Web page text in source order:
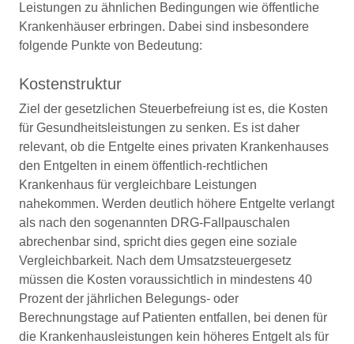
Leistungen zu ähnlichen Bedingungen wie öffentliche
Krankenhäuser erbringen. Dabei sind insbesondere
folgende Punkte von Bedeutung:
Kostenstruktur
Ziel der gesetzlichen Steuerbefreiung ist es, die Kosten
für Gesundheitsleistungen zu senken. Es ist daher
relevant, ob die Entgelte eines privaten Krankenhauses
den Entgelten in einem öffentlich-rechtlichen
Krankenhaus für vergleichbare Leistungen
nahekommen. Werden deutlich höhere Entgelte verlangt
als nach den sogenannten DRG-Fallpauschalen
abrechenbar sind, spricht dies gegen eine soziale
Vergleichbarkeit. Nach dem Umsatzsteuergesetz
müssen die Kosten voraussichtlich in mindestens 40
Prozent der jährlichen Belegungs- oder
Berechnungstage auf Patienten entfallen, bei denen für
die Krankenhausleistungen kein höheres Entgelt als für